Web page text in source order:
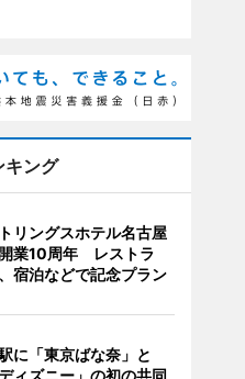
キング
リングスホテル名古屋
業10周年 レストラ
宿泊などで記念プラン
に「東京ばな奈」と
ディズニー」の初の共同